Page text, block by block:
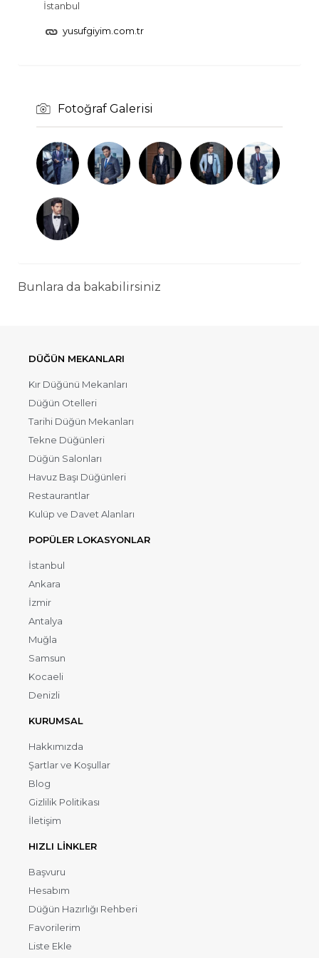
İstanbul
yusufgiyim.com.tr
Fotoğraf Galerisi
Bunlara da bakabilirsiniz
DÜĞÜN MEKANLARI
Kır Düğünü Mekanları
Düğün Otelleri
Tarihi Düğün Mekanları
Tekne Düğünleri
Düğün Salonları
Havuz Başı Düğünleri
Restaurantlar
Kulüp ve Davet Alanları
POPÜLER LOKASYONLAR
İstanbul
Ankara
İzmir
Antalya
Muğla
Samsun
Kocaeli
Denizli
KURUMSAL
Hakkımızda
Şartlar ve Koşullar
Blog
Gizlilik Politikası
İletişim
HIZLI LİNKLER
Başvuru
Hesabım
Düğün Hazırlığı Rehberi
Favorilerim
Liste Ekle